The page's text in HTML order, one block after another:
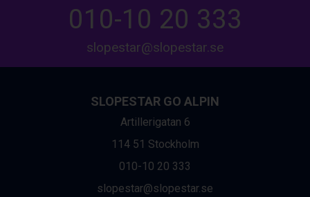
010-10 20 333
slopestar@slopestar.se
SLOPESTAR GO ALPIN
Artillerigatan 6
114 51 Stockholm
010-10 20 333
slopestar@slopestar.se